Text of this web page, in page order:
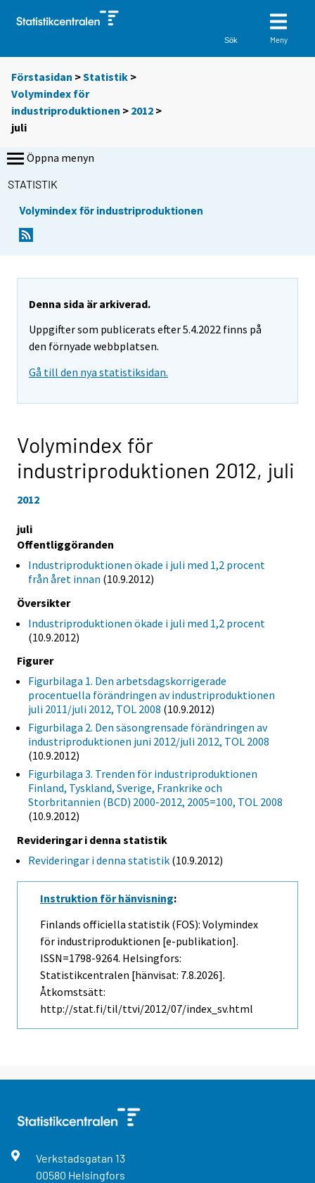
Sök Meny
Förstasidan >Statistik >
Volymindex för
industriproduktionen > 2012 >
juli
Öppna menyn
STATISTIK
Volymindex för industriproduktionen
Denna sida är arkiverad.
Uppgifter som publicerats efter 5.4.2022 finns på
den förnyade webbplatsen.
Gå till den nya statistiksidan.
Volymindex för
industriproduktionen 2012, juli
2012
juli
Offentliggöranden
Industriproduktionen ökade i juli med 1,2 procent
från året innan (10.9.2012)
Översikter
Industriproduktionen ökade i juli med 1,2 procent
(10.9.2012)
Figurer
Figurbilaga 1. Den arbetsdagskorrigerade
procentuella förändringen av industriproduktionen
juli 2011/juli 2012, TOL 2008 (10.9.2012)
Figurbilaga 2. Den säsongrensade förändringen av
industriproduktionen juni 2012/juli 2012, TOL 2008
(10.9.2012)
Figurbilaga 3. Trenden för industriproduktionen
Finland, Tyskland, Sverige, Frankrike och
Storbritannien (BCD) 2000-2012, 2005=100, TOL 2008
(10.9.2012)
Revideringar i denna statistik
Revideringar i denna statistik (10.9.2012)
Instruktion för hänvisning:
Finlands officiella statistik (FOS): Volymindex
för industriproduktionen [e-publikation].
ISSN=1798-9264. Helsingfors:
Statistikcentralen [hänvisat: 7.8.2026].
Åtkomstsätt:
http://stat.fi/til/ttvi/2012/07/index_sv.html
Verkstadsgatan 13
00580 Helsingfors